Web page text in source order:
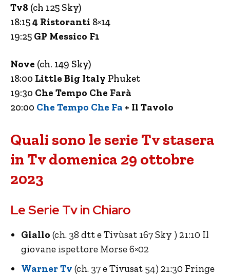
Tv8 (ch 125 Sky)
18:154 Ristoranti 8×14
19:25 GP Messico F1
Nove (ch. 149 Sky)
18:00 Little Big Italy Phuket
19:30 Che Tempo Che Farà
20:00 Che Tempo Che Fa + Il Tavolo
Quali sono le serie Tv stasera
in Tv domenica 29 ottobre
2023
Le Serie Tv in Chiaro
Giallo (ch. 38 dtt e Tivùsat 167 Sky ) 21:10 Il
giovane ispettore Morse 6×02
Warner Tv (ch. 37 e Tivusat 54) 21:30 Fringe